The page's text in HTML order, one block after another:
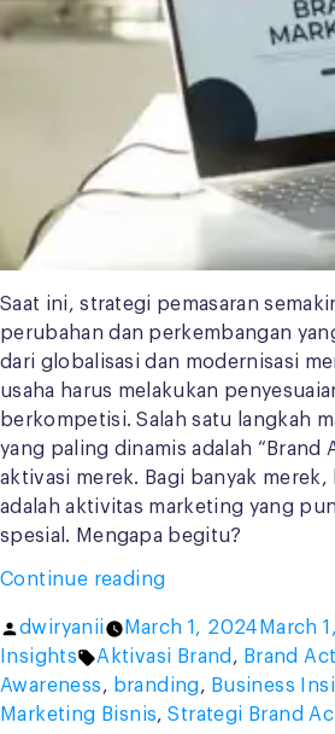
Saat ini, strategi pemasaran
perubahan dan perkembangan
dari globalisasi dan modernisasi
usaha harus melakukan
berkompetisi. Salah satu langkah
yang paling dinamis adalah “Brand
aktivasi merek. Bagi banyak
adalah aktivitas marketing yang
spesial. Mengapa begitu?
Continue reading“Brand
adalah
Tren
Pemasaran
Terkini?
Posted
by
dwiryanii March 1, 2024 March
Insights
Tags:
Aktivasi Brand , Brand
Awareness, branding, Business
Marketing Bisnis,Strategi Brand